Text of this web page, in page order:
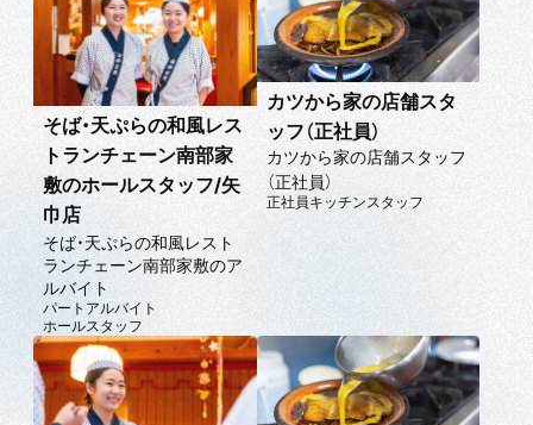
そば・天ぷらの和風レス
トランチェーン南部家
敷のホールスタッフ/矢
巾店
そば・天ぷらの和風レスト
ランチェーン南部家敷のア
ルバイト
パートアルバイト
ホールスタッフ
カツから家の店舗スタ
ッフ（正社員）
カツから家の店舗スタッフ
（正社員）
正社員キッチンスタッフ